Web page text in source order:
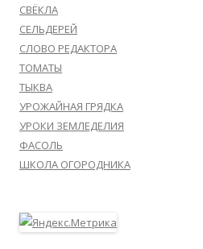
СВЁКЛА
СЕЛЬДЕРЕЙ
СЛОВО РЕДАКТОРА
ТОМАТЫ
ТЫКВА
УРОЖАЙНАЯ ГРЯДКА
УРОКИ ЗЕМЛЕДЕЛИЯ
ФАСОЛЬ
ШКОЛА ОГОРОДНИКА